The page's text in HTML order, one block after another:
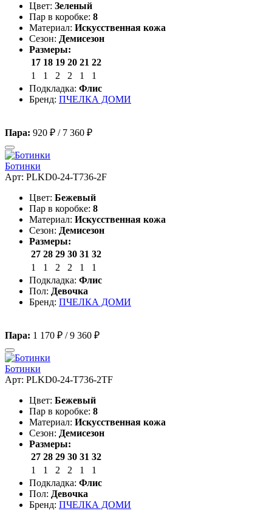
Цвет: Зеленый
Пар в коробке: 8
Материал: Искусственная кожа
Сезон: Демисезон
Размеры:
17 18 19 20 21 22
1
1 2 2 1
1
Подкладка: Флис
Бренд: ПЧЕЛКА ДОМИ
Пара: 920 ₽ / 7 360 ₽
Ботинки
Арт: PLKD0-24-T736-2F
Цвет: Бежевый
Пар в коробке: 8
Материал: Искусственная кожа
Сезон: Демисезон
Размеры:
27 28 29 30 31 32
1
1 2 2 1
1
Подкладка: Флис
Пол: Девочка
Бренд: ПЧЕЛКА ДОМИ
Пара: 1 170 ₽ /9 360 ₽
Ботинки
Арт: PLKD0-24-T736-2TF
Цвет: Бежевый
Пар в коробке: 8
Материал: Искусственная кожа
Сезон: Демисезон
Размеры:
27 28 29 30 31 32
1
1 2 2 1
1
Подкладка: Флис
Пол: Девочка
Бренд: ПЧЕЛКА ДОМИ